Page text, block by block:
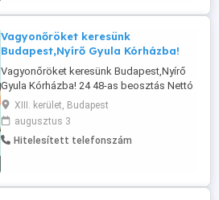
Vagyonőröket keresünk
Budapest,Nyírő Gyula Kórházba!
Vagyonőröket keresünk Budapest,Nyírő
Gyula Kórházba! 24 48-as beosztás Nettó
378.000 Ft hó Stabil, hosszútávú
munkalehetőség Elvárás: érvényes
vagyonőri igazolvány és megbízható
munkavégzés. Jelentkezés: fényképes
XIII. kerület, Budapest
augusztus 3
Hitelesített telefonszám